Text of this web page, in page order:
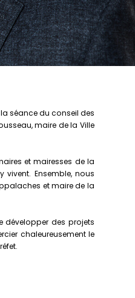
séance du conseil des
maire de la Ville
et mairesses de la
Ensemble, nous
et maire de la
développer des projets
chaleureusement le